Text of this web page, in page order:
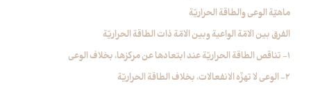
ماهيّة الوعي والطاقة الحراريّة
الفرق بين الامّة الواعية وبين الامّة ذات الطاقة الحراريّة
1- تناقص الطاقة الحراريّة عند ابتعادها عن مركزها، بخلاف الوعي
2- الوعي لا تهزّه الانفعالات، بخلاف الطاقة الحراريّة